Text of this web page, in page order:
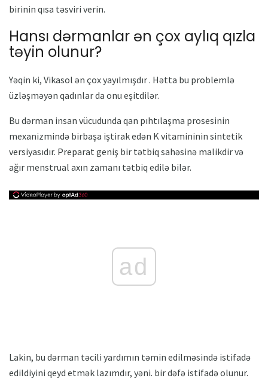
birinin qısa təsviri verin.
Hansı dərmanlar ən çox aylıq qızla
təyin olunur?
Yəqin ki, Vikasol ən çox yayılmışdır . Hətta bu problemlə
üzləşməyən qadınlar da onu eşitdilər.
Bu dərman insan vücudunda qan pıhtılaşma prosesinin
mexanizmində birbaşa iştirak edən K vitamininin sintetik
versiyasıdır. Preparat geniş bir tətbiq sahəsinə malikdir və
ağır menstrual axın zamanı tətbiq edilə bilər.
ad
Lakin, bu dərman təcili yardımın təmin edilməsində istifadə
edildiyini qeyd etmək lazımdır, yəni. bir dəfə istifadə olunur.